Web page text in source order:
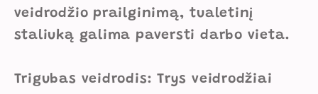
veidrodžio prailginimą, tualetinį
staliuką galima paversti darbo vieta.
Trigubas veidrodis: Trys veidrodžiai